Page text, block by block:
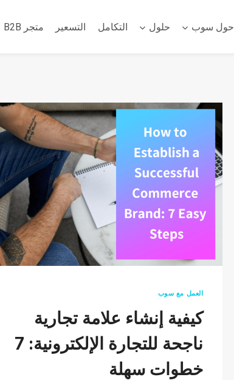
حول سوب حلول التكامل التسعير متجر B2B
العمل مع سوب
كيفية إنشاء علامة تجارية
ناجحة للتجارة الإلكترونية: 7
خطوات سهلة